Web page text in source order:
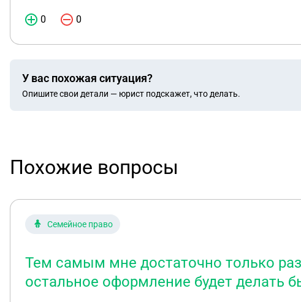
0 0
У вас похожая ситуация?
Опишите свои детали — юрист подскажет, что делать.
Похожие вопросы
Семейное право
Тем самым мне достаточно только
остальное оформление будет делать